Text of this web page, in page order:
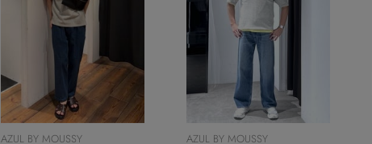
AZUL BY MOUSSY
AZUL BY MOUSSY